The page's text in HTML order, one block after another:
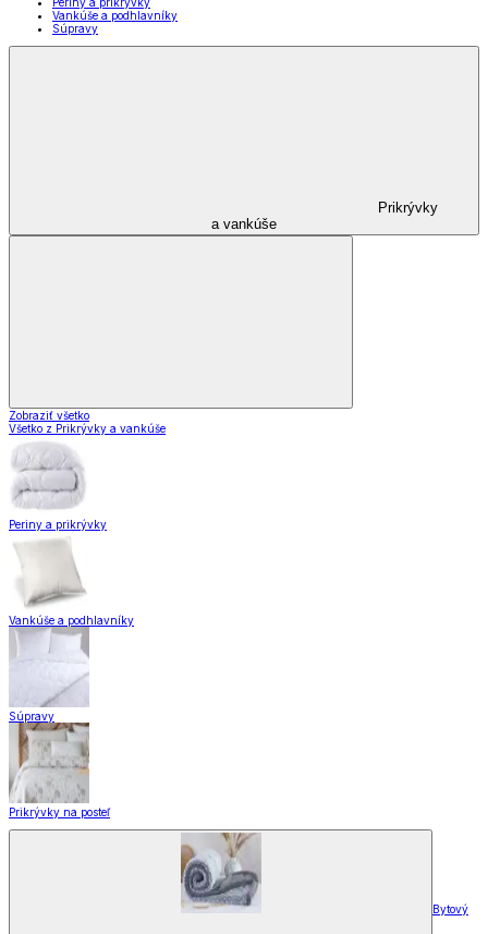
Vankúše a podhlavníky
Súpravy
Prikrývky
a vankúše
Zobraziť všetko
Všetko z Prikrývky a vankúše
Periny a prikrývky
Vankúše a podhlavníky
Súpravy
Prikrývky na posteľ
Bytový